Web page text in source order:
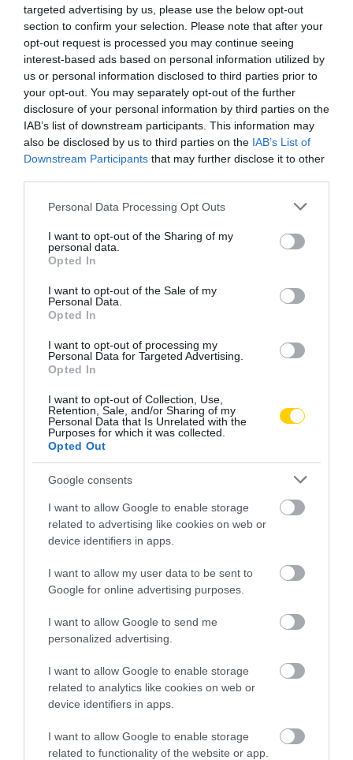
targeted advertising by us, please use the below opt-out
section to confirm your selection. Please note that after your
opt-out request is processed you may continue seeing
interest-based ads based on personal information utilized by
us or personal information disclosed to third parties prior to
your opt-out. You may separately opt-out of the further
disclosure of your personal information by third parties on the
IAB’s list of downstream participants. This information may
also be disclosed by us to third parties on the IAB’s List of
Downstream Participants that may further disclose it to other
Please note that this website/app uses one or more Google
not limited to your visit or usage behaviour. You may click to
grant or deny consent to Google and its third-party tags to
use your data for below specified purposes in below Google
consent section.
Personal Data Processing Opt Outs
I want to opt-out of the Sharing of my
personal data.
Opted In
I want to opt-out of the Sale of my
Personal Data.
Opted In
I want to opt-out of processing my
Personal Data for Targeted Advertising.
Opted In
I want to opt-out of Collection, Use,
Retention, Sale, and/or Sharing of my
Personal Data that Is Unrelated with the
Purposes for which it was collected.
Opted Out
Google consents
I want to allow Google to enable storage
related to advertising like cookies on web or
device identifiers in apps.
I want to allow my user data to be sent to
Google for online advertising purposes.
I want to allow Google to send me
personalized advertising.
I want to allow Google to enable storage
related to analytics like cookies on web or
device identifiers in apps.
I want to allow Google to enable storage
related to functionality of the website or app.
NEM TE VAGY BÉNA, CSAK AZ
APP HISZI MAGÁRÓL, HOGY
MINDENKI 23 ÉVES
MIT EGYÜNK, HA 70 FELETT IS
SZERETNÉNK ÖNÁLLÓAN
FELJELENTÉS A GONDOSÓRA
PROGRAM ÜGYÉBEN: BAJBAN
HA AZ UNOKÁD SÍRVA HÍV
MEG A CSALÁDI JELSZÓT
2026. JÚLIUS 29.